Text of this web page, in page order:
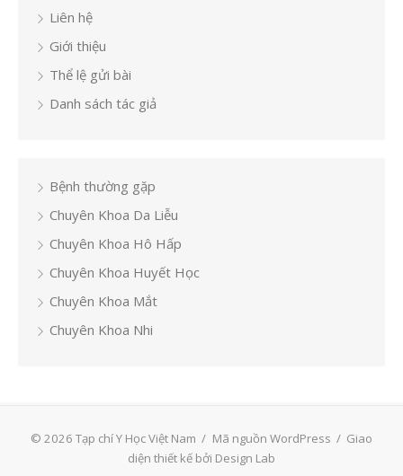
Liên hệ
Giới thiệu
Thể lệ gửi bài
Danh sách tác giả
Bệnh thường gặp
Chuyên Khoa Da Liễu
Chuyên Khoa Hô Hấp
Chuyên Khoa Huyết Học
Chuyên Khoa Mắt
Chuyên Khoa Nhi
© 2026 Tạp chí Y Học Việt Nam / Mã nguồn WordPress / Giao
diện thiết kế bởi Design Lab